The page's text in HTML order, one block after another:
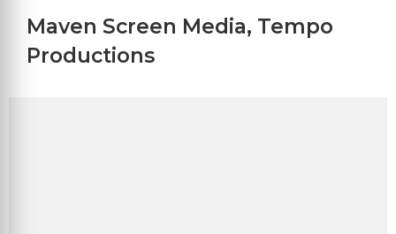
Maven Screen Media, Tempo
Productions